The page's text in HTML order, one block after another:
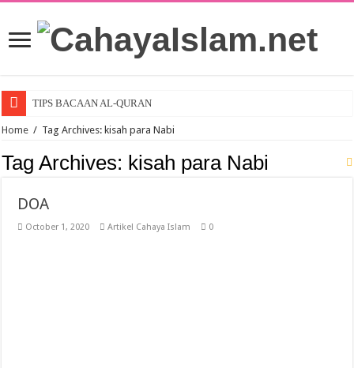
TIPS BACAAN AL-QURAN
Home / Tag Archives: kisah para Nabi
Tag Archives: kisah para Nabi
DOA
October 1, 2020 Artikel Cahaya Islam 0